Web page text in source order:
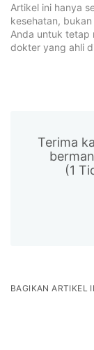
Artikel ini hanya
kesehatan,
Anda untuk tetap
dokter yang ahli
Terima
(1
BAGIKAN ARTIKEL